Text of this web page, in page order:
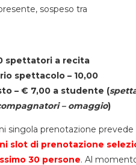
sospeso tra
spettatori a recita
spettacolo – 10,00
– € 7,00 a studente (
– omaggio)
singola prenotazione
slot di prenotazione
30 persone. Al